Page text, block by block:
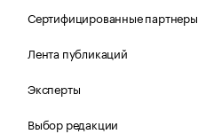
Сертифицированные партнеры
Лента публикаций
Эксперты
Выбор редакции